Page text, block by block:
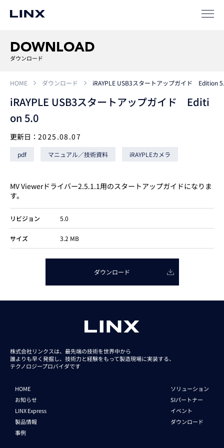
事例
SIパートナー
情報 EN
新卒採用 中途採用
DOWNLOAD
ダウンロード
HOME ダウンロード iRAYPLE USB3スタートアップガイド Edition
iRAYPLE USB3スタートアップガイド Editi
on 5.0
更新日： 2025.08.07
pdf マニュアル／技術資料 iRAYPLEカメラ
MV Viewerドライバー2.5.1.1用のスタートアップガイドになりま
す。
リビジョン 5.0
サイズ 3.2 MB
ダウンロード
株式会社リンクスは、最先端の技術を世界中から
誰よりも早く発掘し、技術力と経験をもって製造現場に実装する、
テクノロジープロバイダです
HOME
お知らせ
LINX Express
製品情報
事例
ソリューション
SIパートナー
イベント
ダウンロード